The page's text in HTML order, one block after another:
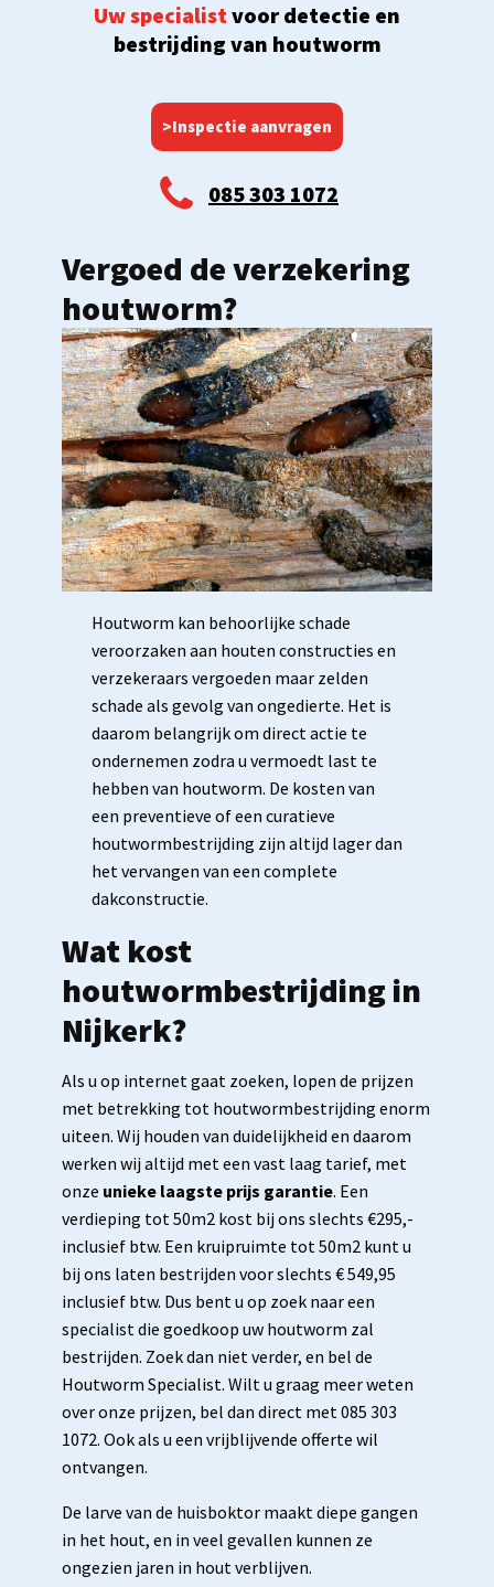
Uw specialistvoor detectie en
bestrijding van houtworm
>Inspectie aanvragen
085 303 1072
Vergoed de verzekering
houtworm?
Houtworm kan behoorlijke schade
veroorzaken aan houten constructies en
verzekeraars vergoeden maar zelden
schade als gevolg van ongedierte. Het is
daarom belangrijk om direct actie te
ondernemen zodra u vermoedt last te
hebben van houtworm. De kosten van
een preventieve of een curatieve
houtwormbestrijding zijn altijd lager dan
het vervangen van een complete
dakconstructie.
Wat kost
houtwormbestrijding in
Nijkerk?
Als u op internet gaat zoeken, lopen de prijzen
met betrekking tot houtwormbestrijding enorm
uiteen. Wij houden van duidelijkheid en daarom
werken wij altijd met een vast laag tarief, met
onze unieke laagste prijs garantie. Een
verdieping tot 50m2 kost bij ons slechts €295,-
inclusief btw. Een kruipruimte tot 50m2 kunt u
bij ons laten bestrijden voor slechts € 549,95
inclusief btw. Dus bent u op zoek naar een
specialist die goedkoop uw houtworm zal
bestrijden. Zoek dan niet verder, en bel de
Houtworm Specialist. Wilt u graag meer weten
over onze prijzen, bel dan direct met 085 303
1072. Ook als u een vrijblijvende offerte wil
ontvangen.
De larve van de huisboktor maakt diepe gangen
in het hout, en in veel gevallen kunnen ze
ongezien jaren in hout verblijven.